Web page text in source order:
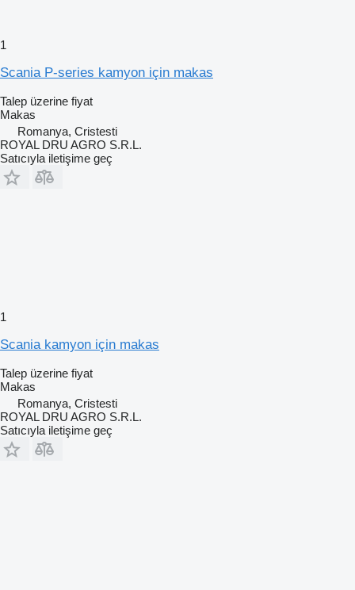
1
Scania P-series kamyon için makas
Talep üzerine fiyat
Makas
Romanya, Cristesti
ROYAL DRU AGRO S.R.L.
Satıcıyla iletişime geç
1
Scania kamyon için makas
Talep üzerine fiyat
Makas
Romanya, Cristesti
ROYAL DRU AGRO S.R.L.
Satıcıyla iletişime geç